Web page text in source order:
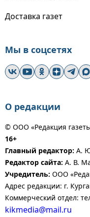
Доставка газет
Мы в соцсетях
О редакции
© ООО «Редакция
16+
Главный редактор: А.
Редактор сайта: А. В.
Учредитель: ООО
Адрес редакции: г.
Коммерческий отдел:
kikmedia@mail.ru